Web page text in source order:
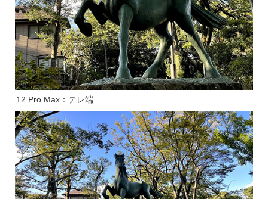
12 Pro Max：テレ端